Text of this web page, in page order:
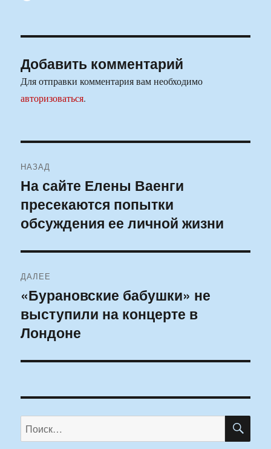
Добавить комментарий
Для отправки комментария вам необходимо
авторизоваться.
по
записям
НАЗАД
Предыдущая
запись:
На сайте Елены Ваенги
пресекаются попытки
обсуждения ее личной жизни
ДАЛЕЕ
Следующая
запись:
«Бурановские бабушки» не
выступили на концерте в
Лондоне
Искать: